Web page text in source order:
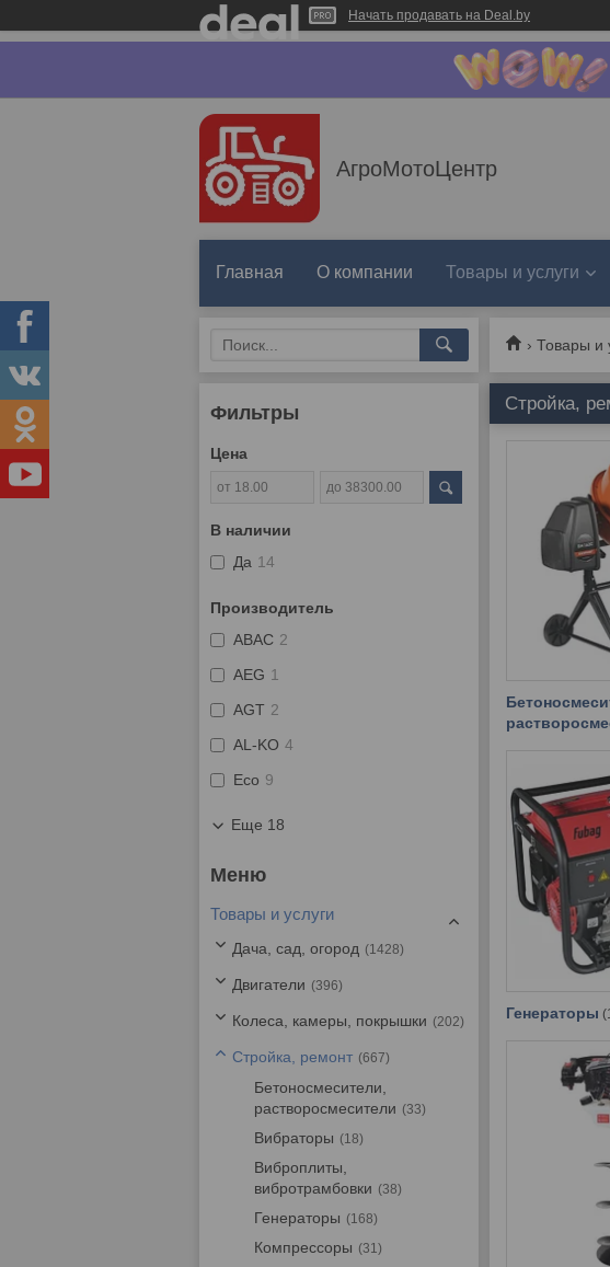
Начать продавать на Deal.by
АгроМотоЦентр
Главная О компании Товары и услуги
Товары и
Стройка,
Генераторы
Фильтры
Цена
В наличии
Да 14
Производитель
ABAC 2
AEG 1
AGT 2
AL-KO 4
Eco 9
Еще 18
Товары и услуги
Дача, сад, огород 1428
Двигатели 396
Колеса, камеры, покрышки 202
Стройка, ремонт 667
Бетоносмесители,
растворосмесители
33
Вибраторы 18
Виброплиты,
вибротрамбовки
38
Генераторы 168
Компрессоры 31